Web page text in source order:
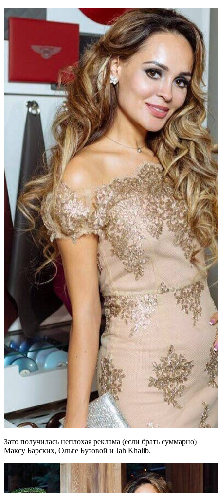
Зато получилась неплохая реклама (если брать суммарно)
Максу Барских, Ольге Бузовой и Jah Khalib.